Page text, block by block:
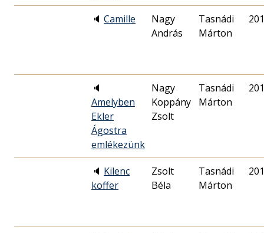
🔈 Camille
Nagy
András
Tasnádi
Márton
🔈
Amelyben
Ekler
Ágostra
emlékezünk
Nagy
Koppány
Zsolt
Tasnádi
Márton
🔈 Kilenc
koffer
Zsolt
Béla
Tasnádi
Márton